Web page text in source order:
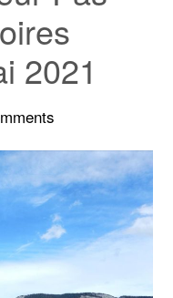
2021